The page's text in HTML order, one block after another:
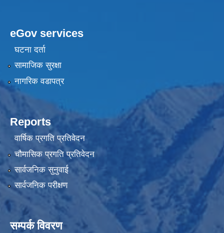
eGov services
घटना दर्ता
सामाजिक सुरक्षा
नागरिक वडापत्र
Reports
वार्षिक प्रगति प्रतिवेदन
चौमासिक प्रगति प्रतिवेदन
सार्वजनिक सुनुवाई
सार्वजनिक परीक्षण
सम्पर्क विवरण